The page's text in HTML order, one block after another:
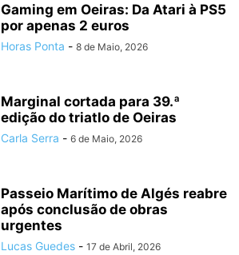
Gaming em Oeiras: Da Atari à PS5
por apenas 2 euros
Horas Ponta - 8 de Maio, 2026
Marginal cortada para 39.ª
edição do triatlo de Oeiras
Carla Serra - 6 de Maio, 2026
Passeio Marítimo de Algés reabre
após conclusão de obras
urgentes
Lucas Guedes - 17 de Abril, 2026